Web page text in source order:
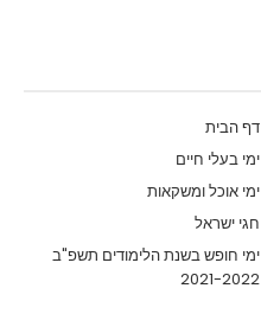
דף הבית
ימי בעלי חיים
ימי אוכל ומשקאות
חגי ישראל
ימי חופש בשנת הלימודים תשפ"ב
2021-2022